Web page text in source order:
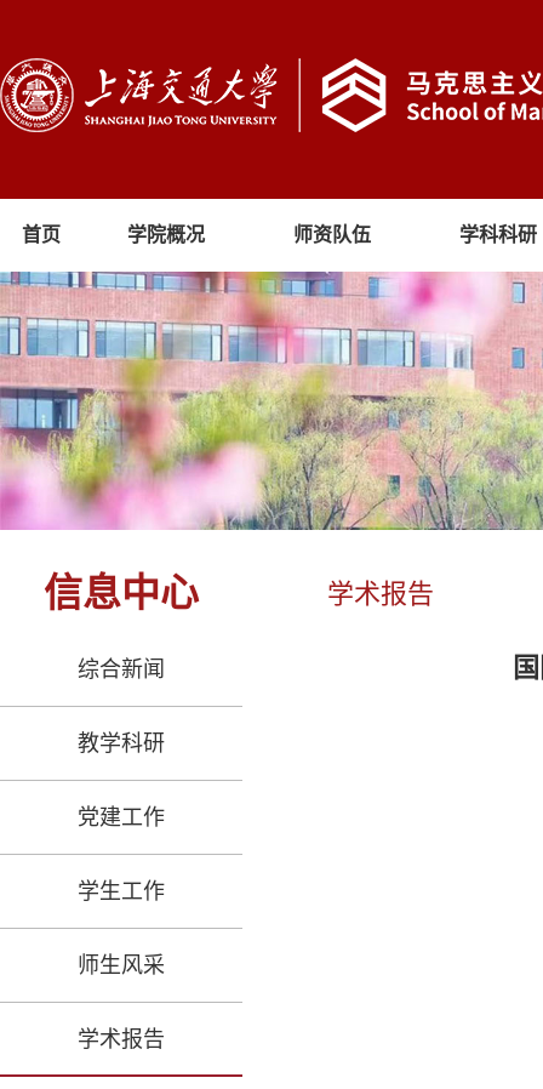
首页 学院概况 师资队伍 学科科研
信息中心
综合新闻
教学科研
党建工作
学生工作
师生风采
学术报告
学术报告